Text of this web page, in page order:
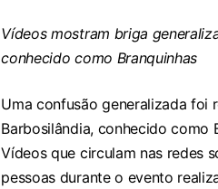
Vídeos mostram briga
conhecido como Branquinhas
Uma confusão generalizada foi
Barbosilândia, conhecido como
Vídeos que circulam nas redes
pessoas durante o evento